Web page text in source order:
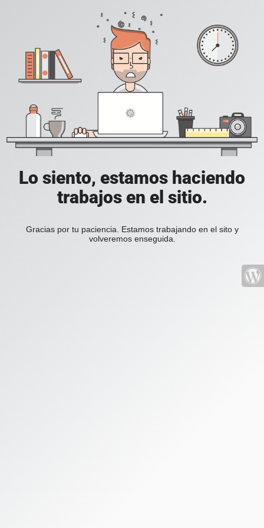
Lo siento, estamos haciendo
trabajos en el sitio.
Gracias por tu paciencia. Estamos trabajando en el sito y
volveremos enseguida.